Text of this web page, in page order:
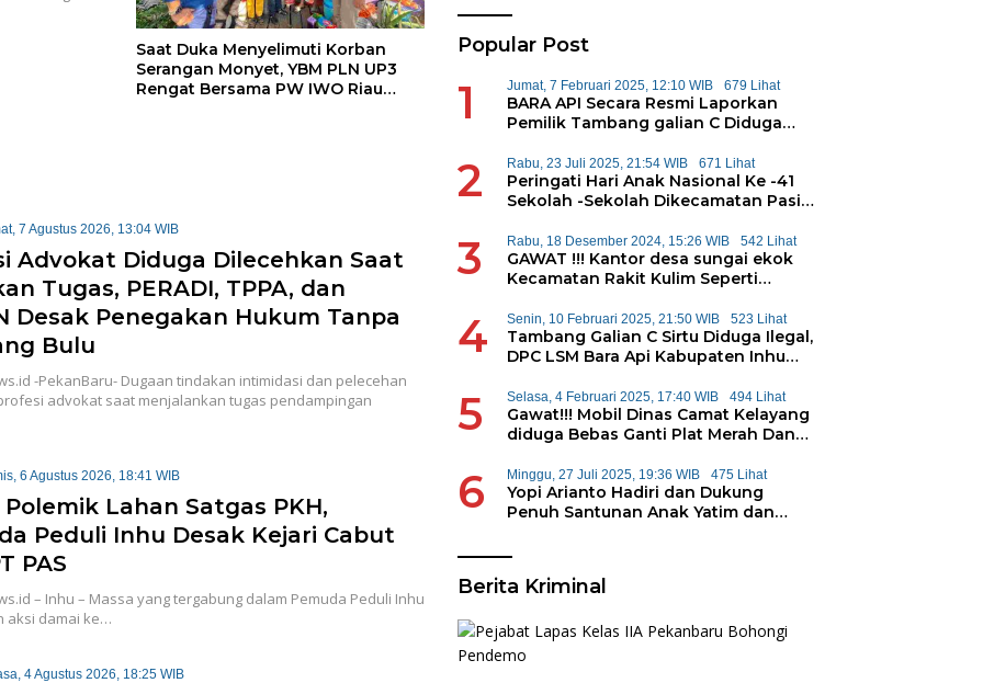
Saat Duka Menyelimuti Korban
Serangan Monyet, YBM PLN UP3
Rengat Bersama PW IWO Riau
7 Agustus 2026, 13:04 WIB
Advokat Diduga Dilecehkan Saat
Tugas, PERADI, TPPA, dan
Desak Penegakan Hukum Tanpa
Bulu
-PekanBaru- Dugaan tindakan intimidasi dan pelecehan
advokat saat menjalankan tugas pendampingan
6 Agustus 2026, 18:41 WIB
Lahan Satgas PKH,
Peduli Inhu Desak Kejari Cabut
PAS
– Inhu – Massa yang tergabung dalam Pemuda Peduli Inhu
aksi damai ke…
4 Agustus 2026, 18:25 WIB
Popular Post
1 Jumat, 7 Februari 2025, 12:10 WIB 679 Lihat
BARA API Secara Resmi Laporkan
Pemilik Tambang galian C Diduga
2 Rabu, 23 Juli 2025, 21:54 WIB 671 Lihat
Peringati Hari Anak Nasional Ke -41
Sekolah -Sekolah Dikecamatan Pasir
Tradisional
3 Rabu, 18 Desember 2024, 15:26 WIB 542 Lihat
GAWAT !!! Kantor desa sungai ekok
Kecamatan Rakit Kulim Seperti
4 Senin, 10 Februari 2025, 21:50 WIB 523 Lihat
Tambang Galian C Sirtu Diduga Ilegal,
DPC LSM Bara Api Kabupaten Inhu
Pemilik
5 Selasa, 4 Februari 2025, 17:40 WIB 494 Lihat
Gawat!!! Mobil Dinas Camat Kelayang
diduga Bebas Ganti Plat Merah Dan
6 Minggu, 27 Juli 2025, 19:36 WIB 475 Lihat
Yopi Arianto Hadiri dan Dukung
Penuh Santunan Anak Yatim dan
Konsistensi Kepedulian Sosial
Berita Kriminal